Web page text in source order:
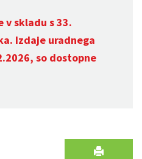
v skladu s 33.
Izdaje uradnega
so dostopne